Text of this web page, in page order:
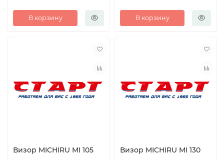
В корзину В корзину
Визор MICHIRU MI 105 Визор MICHIRU MI 130